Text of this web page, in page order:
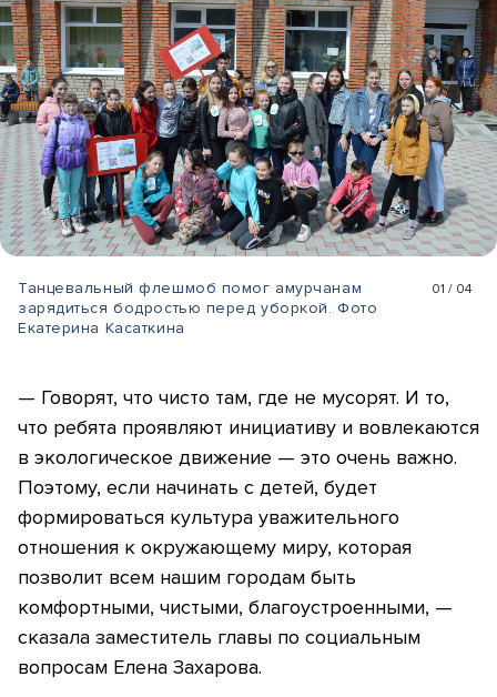
Танцевальный флешмоб помог амурчанам
зарядиться бодростью перед уборкой. Фото
Екатерина Касаткина
01 / 04
— Говорят, что чисто там, где не мусорят. И то,
что ребята проявляют инициативу и вовлекаются
в экологическое движение — это очень важно.
Поэтому, если начинать с детей, будет
формироваться культура уважительного
отношения к окружающему миру, которая
позволит всем нашим городам быть
комфортными, чистыми, благоустроенными, —
сказала заместитель главы по социальным
вопросам Елена Захарова.